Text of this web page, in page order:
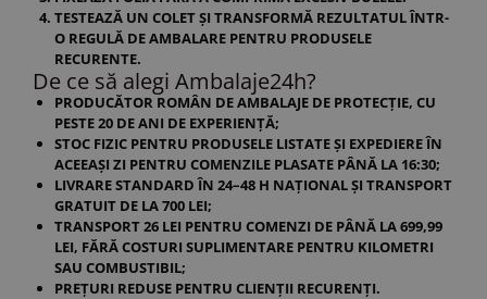
TESTEAZĂ UN COLET ȘI TRANSFORMĂ REZULTATUL ÎNTR-
O REGULĂ DE AMBALARE PENTRU PRODUSELE
RECURENTE.
De ce să alegi Ambalaje24h?
PRODUCĂTOR ROMÂN DE AMBALAJE DE PROTECȚIE, CU
PESTE 20 DE ANI DE EXPERIENȚĂ;
STOC FIZIC PENTRU PRODUSELE LISTATE ȘI EXPEDIERE ÎN
ACEEAȘI ZI PENTRU COMENZILE PLASATE PÂNĂ LA 16:30;
LIVRARE STANDARD ÎN 24–48 H NAȚIONAL ȘI TRANSPORT
GRATUIT DE LA 700 LEI;
TRANSPORT 26 LEI PENTRU COMENZI DE PÂNĂ LA 699,99
LEI, FĂRĂ COSTURI SUPLIMENTARE PENTRU KILOMETRI
SAU COMBUSTIBIL;
PREȚURI REDUSE PENTRU CLIENȚII RECURENȚI.